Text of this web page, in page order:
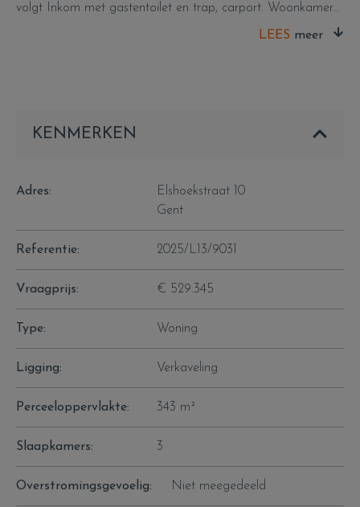
volgt Inkom met gastentoilet en trap, carport. Woonkamer
met open keuken, berging/wasplaats. Op de verdieping: 3
manier zit je over enkele tijd afgesloten van de
Conny 0498/696563 Info@flameestate.be
LEES
KENMERKEN
Adres:
Elshoekstraat 10
Gent
Referentie: 2025/L13/9031
Vraagprijs: € 529.345
Type: Woning
Ligging: Verkaveling
Perceeloppervlakte: 343 m²
Slaapkamers: 3
Overstromingsgevoelig: Niet meegedeeld